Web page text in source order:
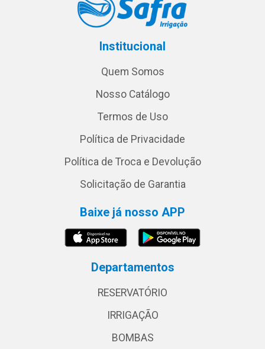
Institucional
Quem Somos
Nosso Catálogo
Termos de Uso
Política de Privacidade
Política de Troca e Devolução
Solicitação de Garantia
Baixe já nosso APP
Departamentos
RESERVATÓRIO
IRRIGAÇÃO
BOMBAS